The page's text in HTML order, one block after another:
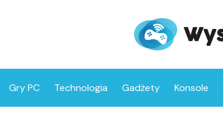
Gry PC Technologia Gadżety Konsole